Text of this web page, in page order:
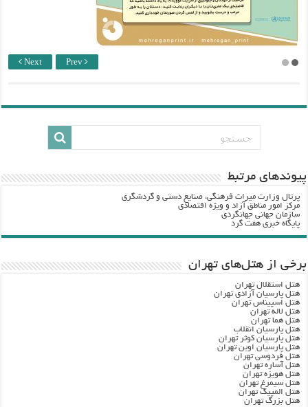
Next Prev
پيوندهاي مرتبط
پرتال وزارت ميراث فرهنگي، صنایع دستی و گردشگري
مرکز امور مناطق آزاد و ویژه اقتصادی
سازمان جهانی جهانگردی
پایگاه خبری هفت گرد
برخی از هتل‌های تهران
هتل استقلال تهران
هتل پارسیان آزادی تهران
هتل اسپیناس تهران
هتل لاله تهران
هتل هما تهران
هتل پارسیان انقلاب
هتل پارسیان کوثر تهران
هتل پارسیان اوین تهران
هتل فردوسی تهران
هتل آساره تهران
هتل هویزه تهران
هتل سیمرغ تهران
هتل المپیک تهران
هتل بزرگ تهران